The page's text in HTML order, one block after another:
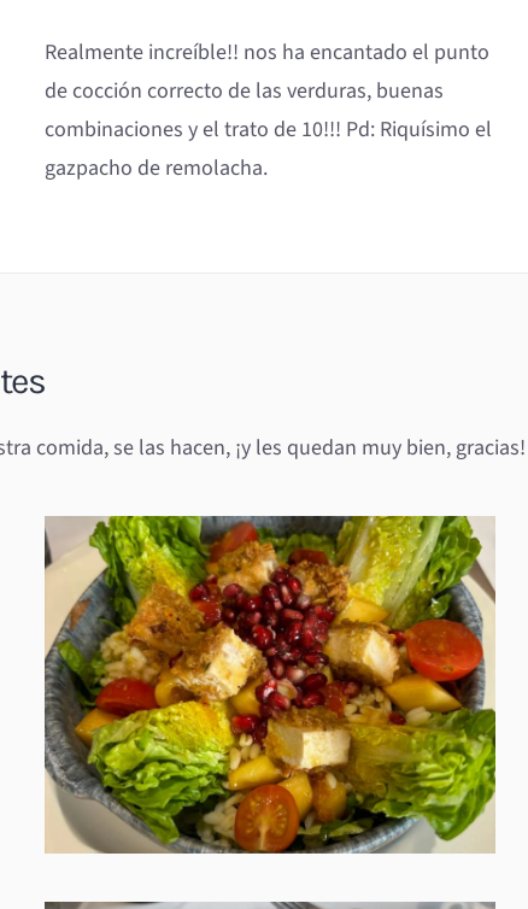
Realmente increíble!! nos ha encantado el punto
de cocción correcto de las verduras, buenas
combinaciones y el trato de 10!!! Pd: Riquísimo el
gazpacho de remolacha.
comida, se las hacen, ¡y les quedan muy bien, gracias!